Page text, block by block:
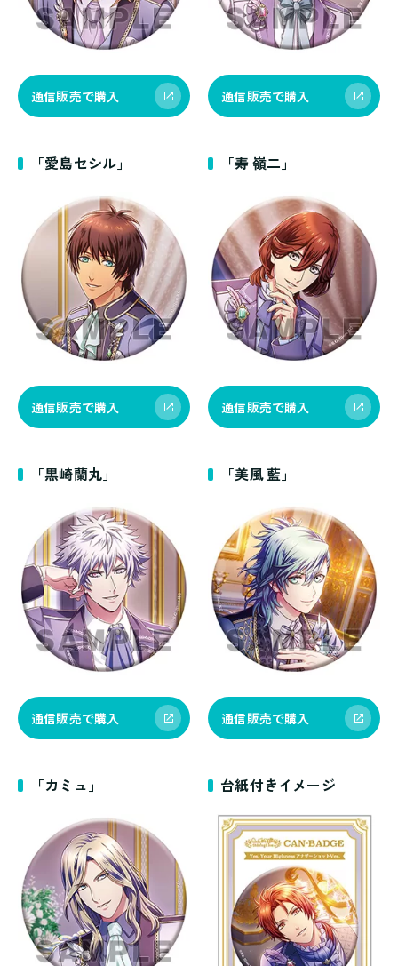
通信販売で購入 通信販売で購入
「愛島セシル」
通信販売で購入
「寿 嶺二」
通信販売で購入
「黒崎蘭丸」
通信販売で購入
「美風 藍」
通信販売で購入
「カミュ」 台紙付きイメージ